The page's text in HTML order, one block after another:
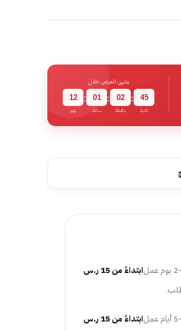
ينتهي العرض خلال
12
يوم
: 01
ساعة
: 02
دقيقة
: 44
ثانية
ابتداءً من 15 ر.س
ابتداءً من 15 ر.س